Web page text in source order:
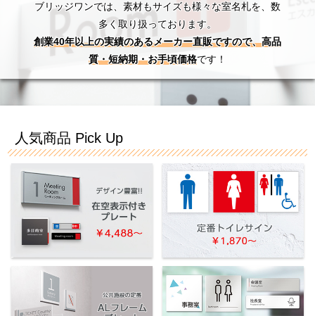
ブリッジワンでは、素材もサイズも様々な室名札を、数
多く取り扱っております。
創業40年以上の実績のあるメーカー直販ですので、高品
質・短納期・お手頃価格です！
人気商品 Pick Up